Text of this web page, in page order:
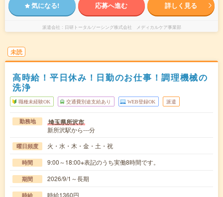
気になる! 応募へ進む 詳しく見る
派遣会社 日研トータルソーシング株式会社 メディカルケア事業部
未読
高時給！平日休み！日勤のお仕事！調理機械の
洗浄
職種未経験OK 交通費別途支給あり WEB登録OK 派遣
勤務地 埼玉県所沢市
新所沢駅から---分
曜日頻度 火・水・木・金・土・祝
時間 9:00～18:00※表記のうち実働8時間です。
期間 2026/9/1～長期
時給 時給1360円